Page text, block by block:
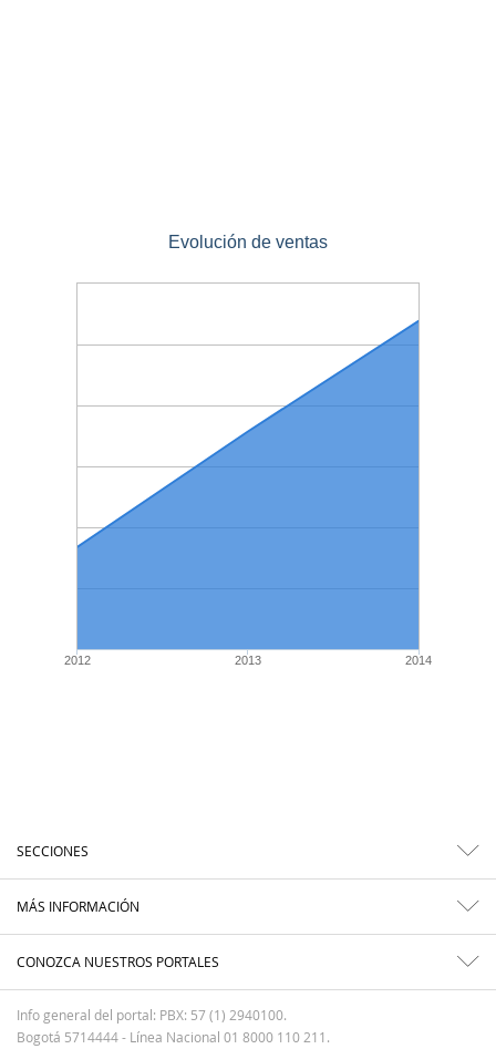
Evolución de ventas
2012 2013 2014
SECCIONES
MÁS INFORMACIÓN
CONOZCA NUESTROS PORTALES
Info general del portal: PBX: 57 (1) 2940100.
Bogotá 5714444 - Línea Nacional 01 8000 110 211.